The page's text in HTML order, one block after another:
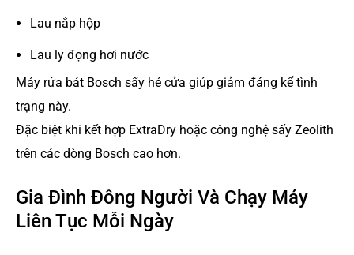
Lau nắp hộp
Lau ly đọng hơi nước
Máy rửa bát Bosch sấy hé cửa giúp giảm đáng kể tình
trạng này.
Đặc biệt khi kết hợp ExtraDry hoặc công nghệ sấy Zeolith
trên các dòng Bosch cao hơn.
Gia Đình Đông Người Và Chạy Máy
Liên Tục Mỗi Ngày